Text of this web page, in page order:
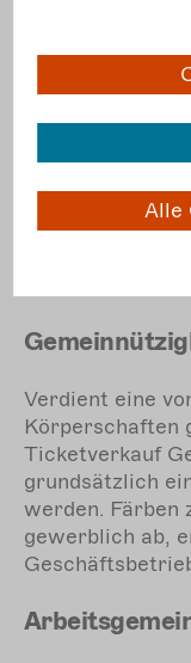
Gewerbliche
Veranstaltet
Gastro-
Verdient eine
Körperschaften
Ticketverkauf
grundsätzlich
werden. Färben
gewerblich ab,
Alle